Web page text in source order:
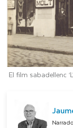
El film sabadellenc